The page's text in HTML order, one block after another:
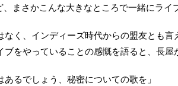
まさかこんな大きなところで一緒にライ
なく、インディーズ時代からの盟友とも
ブをやっていることの感慨を語ると、長屋
あるでしょう、秘密についての歌を」